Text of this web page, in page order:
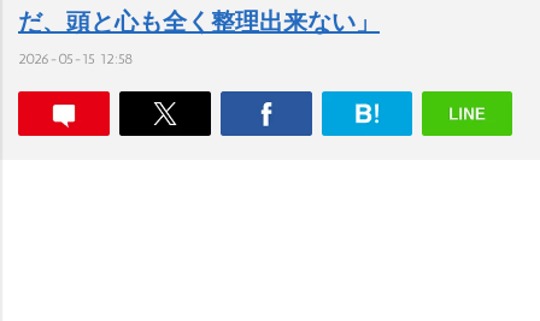
だ、頭と心も全く整理出来ない」
2026-05-15 12:58